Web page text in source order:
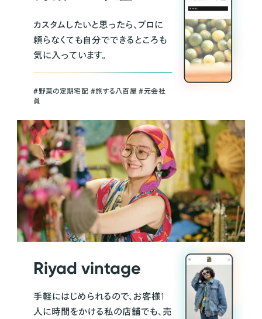
カスタムしたいと思ったら、プロに
頼らなくても自分でできるところも
気に入っています。
＃野菜の定期宅配 ＃旅する八百屋 ＃元会社
員
Riyad vintage
手軽にはじめられるので、お客様1
人に時間をかける私の店舗でも、売